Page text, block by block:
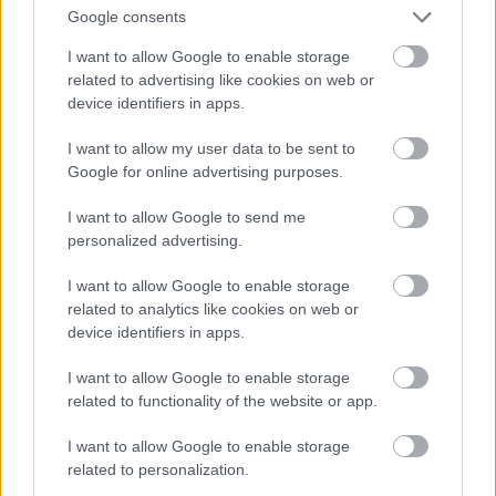
Google consents
I want to allow Google to enable storage
related to advertising like cookies on web or
device identifiers in apps.
I want to allow my user data to be sent to
Google for online advertising purposes.
I want to allow Google to send me
personalized advertising.
I want to allow Google to enable storage
related to analytics like cookies on web or
device identifiers in apps.
I want to allow Google to enable storage
related to functionality of the website or app.
I want to allow Google to enable storage
related to personalization.
az életet. El lehet képzelni, hogy milyen az,
amikor nem kettő, hanem egyetlen egy szülő
csinálja ezt az egészet. Az egyszülős családban
egyébként is két ember helyett dolgozik az az
egy szál szülő. Most nem kettő, hanem nem
tudom, hogy hány ember helyett kell
dolgozniuk. Hiszen a tanárnői, a tanítónői, az
óvónői és sok más szerepet is játszani kell.
fáradtak, hanem néha tényleg azt látom, hogy
az energiáik végén vannak. Nem csak fizikailag,
Honnan kaphatnak segítséget?
Ez mindig egy nagyon fontos kérdés. Azt
gondolom, hogy attól a hálótól, ami egy ember